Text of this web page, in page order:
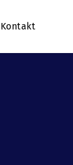
Kontakt